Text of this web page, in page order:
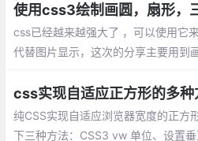
使用css3绘制画圆，扇形，
css已经越来越强大了 ，可以使用它
代替图片显示，这次的分享主要用到
纯CSS实现自适应浏览器宽度的正方
下三种方法：CSS3 vw 单位、设置垂